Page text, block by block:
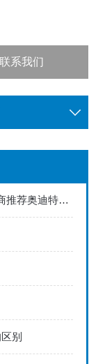
联系我们
磷化氢、氮气浓度检测仪优质供应商推荐奥迪特，口碑佳
别